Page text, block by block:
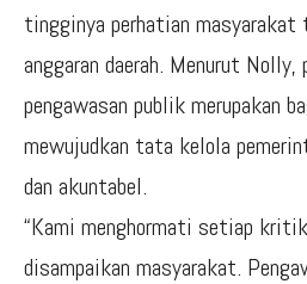
tingginya perhatian masyarakat
anggaran daerah. Menurut
pengawasan publik merupakan
mewujudkan tata kelola
dan akuntabel.
“Kami menghormati setiap
disampaikan masyarakat.